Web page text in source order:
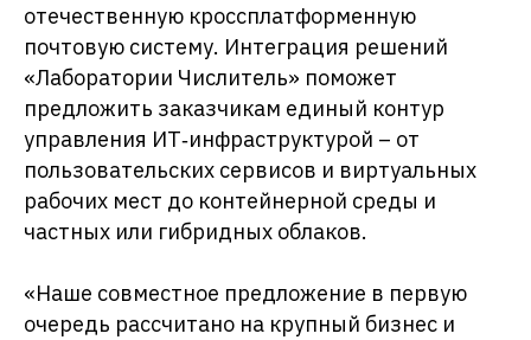
отечественную кроссплатформенную
почтовую систему. Интеграция решений
«Лаборатории Числитель» поможет
предложить заказчикам единый контур
управления ИТ‑инфраструктурой – от
пользовательских сервисов и виртуальных
рабочих мест до контейнерной среды и
частных или гибридных облаков.
«Наше совместное предложение в первую
очередь рассчитано на крупный бизнес и